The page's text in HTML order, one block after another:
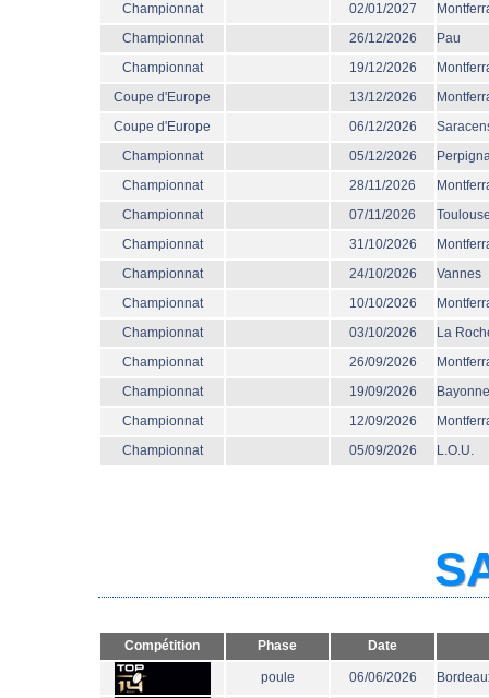
Championnat 02/01/2027
Championnat
26/12/2026
Pau
Championnat
19/12/2026
Coupe d'Europe
13/12/2026
Coupe d'Europe
06/12/2026
Championnat
05/12/2026
Championnat
28/11/2026
Championnat
07/11/2026
Championnat
31/10/2026
Championnat
24/10/2026
Vannes
Championnat
10/10/2026
Championnat
03/10/2026
La
Championnat
26/09/2026
Championnat
19/09/2026
Bayonne
Championnat
12/09/2026
Championnat
05/09/2026 L.O.U.
Compétition Phase Date
poule 06/06/2026